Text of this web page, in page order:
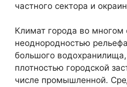
частного сектора и
Климат города во многом
неоднородностью
большого
плотностью городской
числе промышленной.